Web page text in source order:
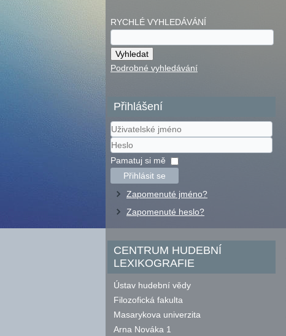
RYCHLÉ VYHLEDÁVÁNÍ
Podrobné vyhledávání
Přihlášení
Uživatelské
jméno
Heslo
Pamatuj si mě
Přihlásit se
Zapomenuté jméno?
Zapomenuté heslo?
CENTRUM HUDEBNÍ
LEXIKOGRAFIE
Ústav hudební vědy
Filozofická fakulta
Masarykova univerzita
Arna Nováka 1